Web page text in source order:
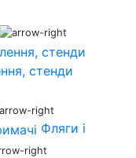
стенди
Фляги і